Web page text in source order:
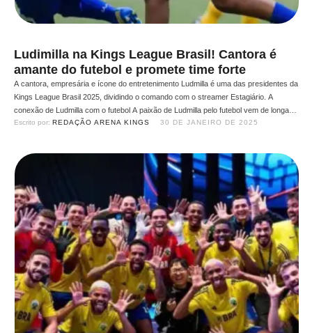
Ludimilla na Kings League Brasil! Cantora é
amante do futebol e promete time forte
A cantora, empresária e ícone do entretenimento Ludmilla é uma das presidentes da
Kings League Brasil 2025, dividindo o comando com o streamer Estagiário. A
conexão de Ludmilla com o futebol A paixão de Ludmilla pelo futebol vem de longa
data. Desde a infância, sonhava em ser jogadora e chegou a treinar nas categorias
Escrito por: REDAÇÃO ARENA KINGS 30 DE JANEIRO DE 2025